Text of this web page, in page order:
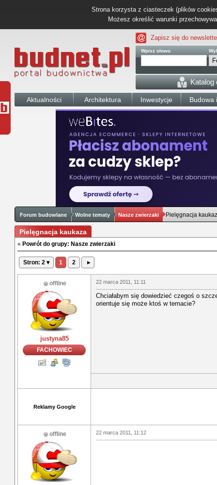
Strona korzysta z ciasteczek (plików
Możesz określić warunki
Zapisz się do
Wpisz słowo
Katalog
Aktualności Architektura Inwestycje Budowa
Forum budowlane Wolne tematy Nasze zwierzaki Pielęgnacja
Pielęgnacja kaukaza
« Powrót do grupy: Nasze zwierzaki
Stron: 2 ▾ 1 2 ▸
offline
justyna85
FACHOWIEC
22 marca 2011, 11:11
Chciałabym się dowiedzieć czegoś o
orientuje się może ktoś w temacie?
Reklamy Google
offline 22 marca 2011, 11:12